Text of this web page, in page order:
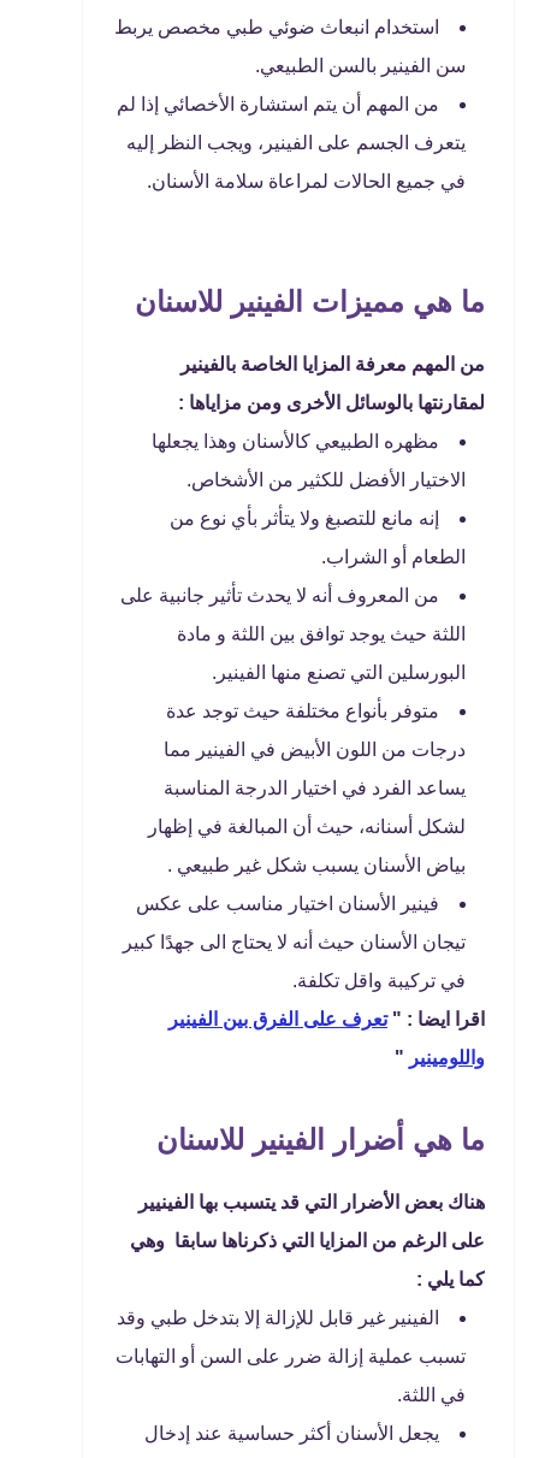
استخدام انبعاث ضوئي طبي مخصص يربط
سن الفينير بالسن الطبيعي.
من المهم أن يتم استشارة الأخصائي إذا لم
يتعرف الجسم على الفينير، ويجب النظر إليه
في جميع الحالات لمراعاة سلامة الأسنان.
ما هي مميزات الفينير للاسنان
من المهم معرفة المزايا الخاصة بالفينير
لمقارنتها بالوسائل الأخرى ومن مزاياها :
مظهره الطبيعي كالأسنان وهذا يجعلها
الاختيار الأفضل للكثير من الأشخاص.
إنه مانع للتصبغ ولا يتأثر بأي نوع من
الطعام أو الشراب.
من المعروف أنه لا يحدث تأثير جانبية على
اللثة حيث يوجد توافق بين اللثة و مادة
البورسلين التي تصنع منها الفينير.
متوفر بأنواع مختلفة حيث توجد عدة
درجات من اللون الأبيض في الفينير مما
يساعد الفرد في اختيار الدرجة المناسبة
لشكل أسنانه، حيث أن المبالغة في إظهار
بياض الأسنان يسبب شكل غير طبيعي .
فينير الأسنان اختيار مناسب على عكس
تيجان الأسنان حيث أنه لا يحتاج الى جهدًا كبير
في تركيبة واقل تكلفة.
اقرا ايضا : "تعرف على الفرق بين الفينير
واللومينير "
ما هي أضرار الفينير للاسنان
هناك بعض الأضرار التي قد يتسبب بها الفينيير
على الرغم من المزايا التي ذكرناها سابقا وهي
كما يلي :
الفينير غير قابل للإزالة إلا بتدخل طبي وقد
تسبب عملية إزالة ضرر على السن أو التهابات
في اللثة.
يجعل الأسنان أكثر حساسية عند إدخال